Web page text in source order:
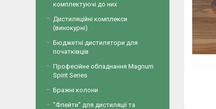
комплектуючі до них
Дистиляційні комплекси
(винокурні)
Бюджетні дистилятори для
початківців
Професійне обладнання Magnum
Spirit Series
Бражні колони
"Флейти" для дистиляції та